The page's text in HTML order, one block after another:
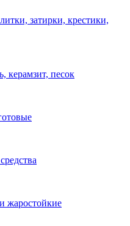
затирки, крестики,
керамзит, песок
жаростойкие